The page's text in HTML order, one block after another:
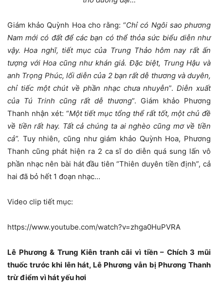
Giám khảo Quỳnh Hoa cho rằng: “Chỉ có Ngôi sao phương
Nam mới có đất để các bạn có thể thỏa sức biểu diễn như
vậy. Hoa nghĩ, tiết mục của Trung Thảo hôm nay rất ấn
tượng với Hoa cũng như khán giả. Đặc biệt, Trung Hậu và
anh Trọng Phúc, lối diễn của 2 bạn rất dễ thương và duyên,
chỉ tiếc một chút về phần nhạc chưa nhuyễn”.Diễn xuất
của Tú Trinh cũng rất dễ thương”. Giám khảo Phương
Thanh nhận xét: “Một tiết mục tổng thể rất tốt, một chủ đề
về tiền rất hay. Tất cả chúng ta ai nghèo cũng mơ về tiền
cả”. Tuy nhiên, cũng như giám khảo Quỳnh Hoa, Phương
Thanh cũng phát hiện ra 2 ca sĩ do diễn quá sung lấn vô
phần nhạc nên bài hát đầu tiên “Thiên duyên tiền định”, cả
hai đã bỏ hết 1 đoạn nhạc…
Video clip tiết mục:
https://www.youtube.com/watch?v=zhga0HuPVRA
Lê Phương & Trung Kiên tranh cãi vì tiền – Chích 3 mũi
thuốc trước khi lên hát, Lê Phương vẫn bị Phương Thanh
trừ điểm vì hát yếu hơi